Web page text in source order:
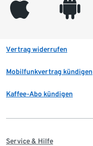
appleinc android
Vertrag widerrufen
Mobilfunkvertrag kündigen
Kaffee-Abo kündigen
Service & Hilfe